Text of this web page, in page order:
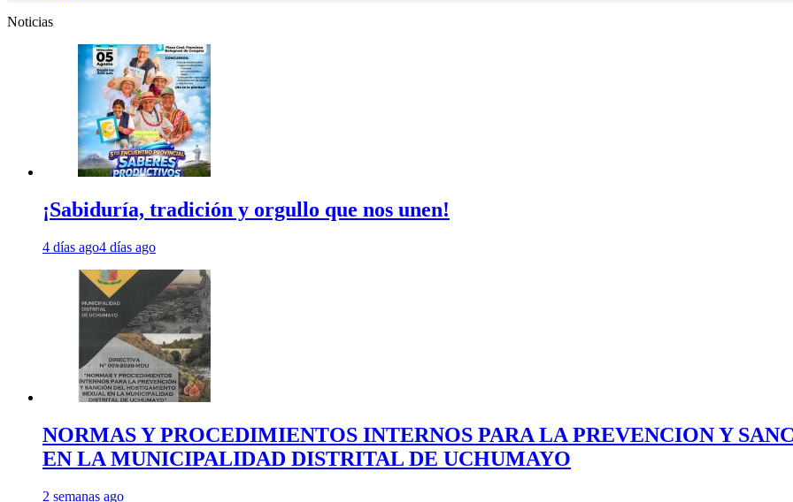
Noticias
¡Sabiduría, tradición y orgullo que nos unen!
4 días ago4 días ago
NORMAS Y PROCEDIMIENTOS INTERNOS PARA LA PREVENCION Y
EN LA MUNICIPALIDAD DISTRITAL DE UCHUMAYO
2 semanas ago